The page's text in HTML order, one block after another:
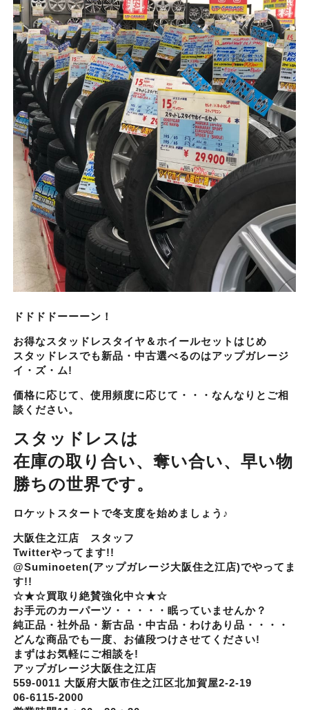
ドドドドーーーン！
お得なスタッドレスタイヤ＆ホイールセットはじめ
スタッドレスでも新品・中古選べるのはアップガレージ
イ・ズ・ム!
価格に応じて、使用頻度に応じて・・・なんなりとご相
談ください。
スタッドレスは
在庫の取り合い、奪い合い、早い物
勝ちの世界です。
ロケットスタートで冬支度を始めましょう♪
大阪住之江店 スタッフ
Twitterやってます!!
@Suminoeten(アップガレージ大阪住之江店)でやってま
す!!
☆★☆買取り絶賛強化中☆★☆
お手元のカーパーツ・・・・・眠っていませんか？
純正品・社外品・新古品・中古品・わけあり品・・・・
どんな商品でも一度、お値段つけさせてください!
まずはお気軽にご相談を!
アップガレージ大阪住之江店
559-0011 大阪府大阪市住之江区北加賀屋2-2-19
06-6115-2000